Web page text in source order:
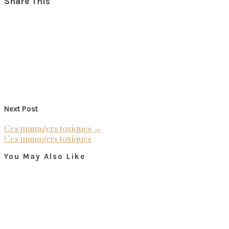
Next Post
Ces managers toxiques →
Ces managers toxiques
You May Also Like